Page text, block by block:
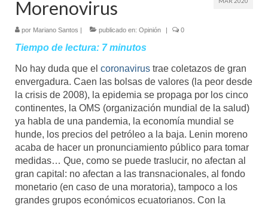
Contáctanos
Entreletras
Ciencia
Mundo
Aula Virtual
Morenovirus
por Mariano Santos | publicado en: Opinión | 0
Tiempo de lectura: 7 minutos
No hay duda que el coronavirus trae coletazos de gran
envergadura. Caen las bolsas de valores (la peor desde
la crisis de 2008), la epidemia se propaga por los cinco
continentes, la OMS (organización mundial de la salud)
ya habla de una pandemia, la economía mundial se
hunde, los precios del petróleo a la baja. Lenin moreno
acaba de hacer un pronunciamiento público para tomar
medidas… Que, como se puede traslucir, no afectan al
gran capital: no afectan a las transnacionales, al fondo
monetario (en caso de una moratoria), tampoco a los
grandes grupos económicos ecuatorianos. Con la